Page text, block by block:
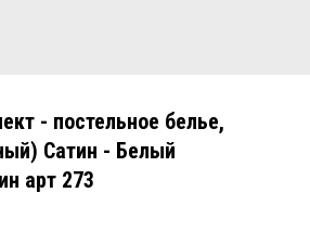
- постельное белье,
Сатин - Белый
арт 273